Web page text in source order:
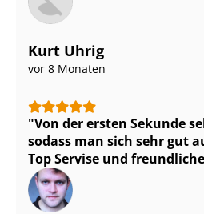
Kurt Uhrig
vor 8 Monaten
Von der ersten Sekunde
sodass man sich sehr gut
Top Servise und